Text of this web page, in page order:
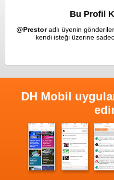
Bu Profil
@Prestoradlı üyenin
kendi isteği üzerine
DH Mobil